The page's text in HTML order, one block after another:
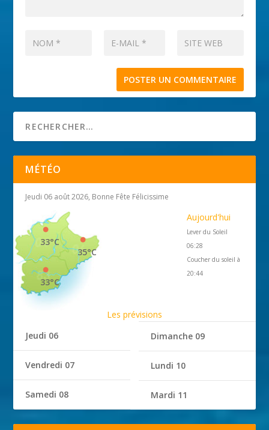
MÉTÉO
Jeudi 06 août 2026, Bonne Fête Félicissime
35°C
33°C
33°C
Aujourd'hui
Lever du Soleil
06:28
Coucher du soleil à
20:44
Les prévisions
Jeudi 06
Vendredi 07
Samedi 08
Dimanche 09
Lundi 10
Mardi 11